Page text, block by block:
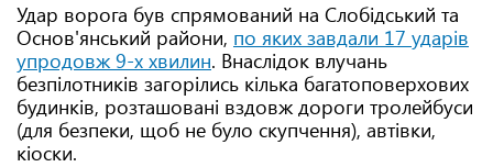
Удар ворога був спрямований на Слобідський та
Основ'янський райони, по яких завдали 17 ударів
упродовж 9-х хвилин. Внаслідок влучань
безпілотників загорілись кілька багатоповерхових
будинків, розташовані вздовж дороги тролейбуси
(для безпеки, щоб не було скупчення), автівки,
кіоски.